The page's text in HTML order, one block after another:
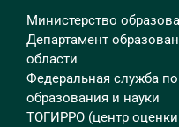
Министерство
Департамент
области
Федеральная служба
образования и науки
ТОГИРРО (центр